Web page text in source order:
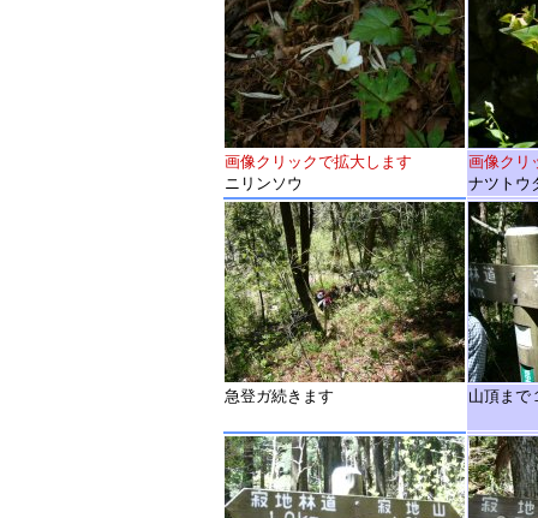
画像クリックで拡大します
ニリンソウ
画像クリ
ナツトウ
急登ガ続きます 山頂まで